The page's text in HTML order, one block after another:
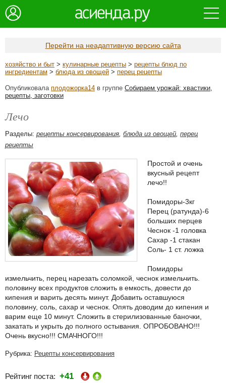
Перейти на неадаптивную версию сайта
хозяйство и быт > кулинарные рецепты > рецепты блюд по
ингредиентам > блюда из овощей > перец рецепты
Опубликовала плодожорка14 в группе Собираем урожай: хвастики,
рецепты, заготовки
Лечо
Разделы: рецепты консервирования, блюда из овощей, перец
рецепты
Простой и очень
вкусный рецепт
лечо!!
Помидоры-3кг
Перец (ратунда)-6
больших перцев
Чеснок -1 головка
Сахар -1 стакан
Соль- 1 ст. ложка
Помидоры
измельчить, перец нарезать соломкой, чеснок измельчить.
половину всех продуктов сложить в емкость, довести до
кипения и варить десять минут. Добавить оставшуюся
половину, соль, сахар и чеснок. Опять доводим до кипения и
варим еще 10 минут. Сложить в стерилизованные баночки,
закатать и укрыть до полного остывания. ОПРОБОВАНО!!!
Очень вкусно!!! СМАЧНОГО!!!
Рубрика: Рецепты консервирования
Рейтинг поста: +41